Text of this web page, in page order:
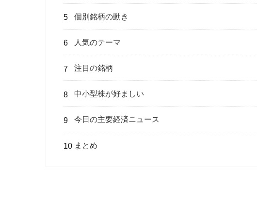
個別銘柄の動き
人気のテーマ
注目の銘柄
中小型株が好ましい
今日の主要経済ニュース
まとめ